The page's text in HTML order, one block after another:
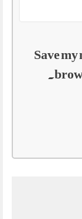
Save my